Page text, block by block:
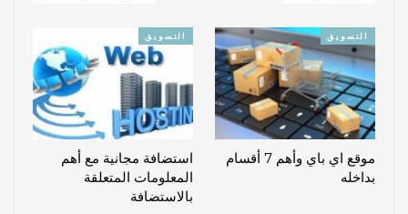
التسويق
موقع اي باي وأهم 7 أقسام
بداخله
التسويق
استضافة مجانية مع أهم
المعلومات المتعلقة
بالاستضافة